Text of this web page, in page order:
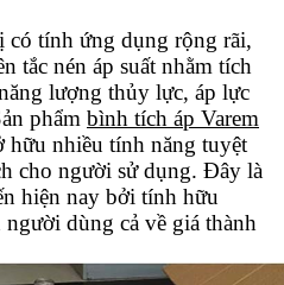
có tính ứng dụng rộng rãi,
tắc nén áp suất nhằm tích
lượng thủy lực, áp lực
phẩm bình tích áp Varem
hữu nhiều tính năng tuyệt
cho người sử dụng. Đây là
hiện nay bởi tính hữu
dùng cả về giá thành